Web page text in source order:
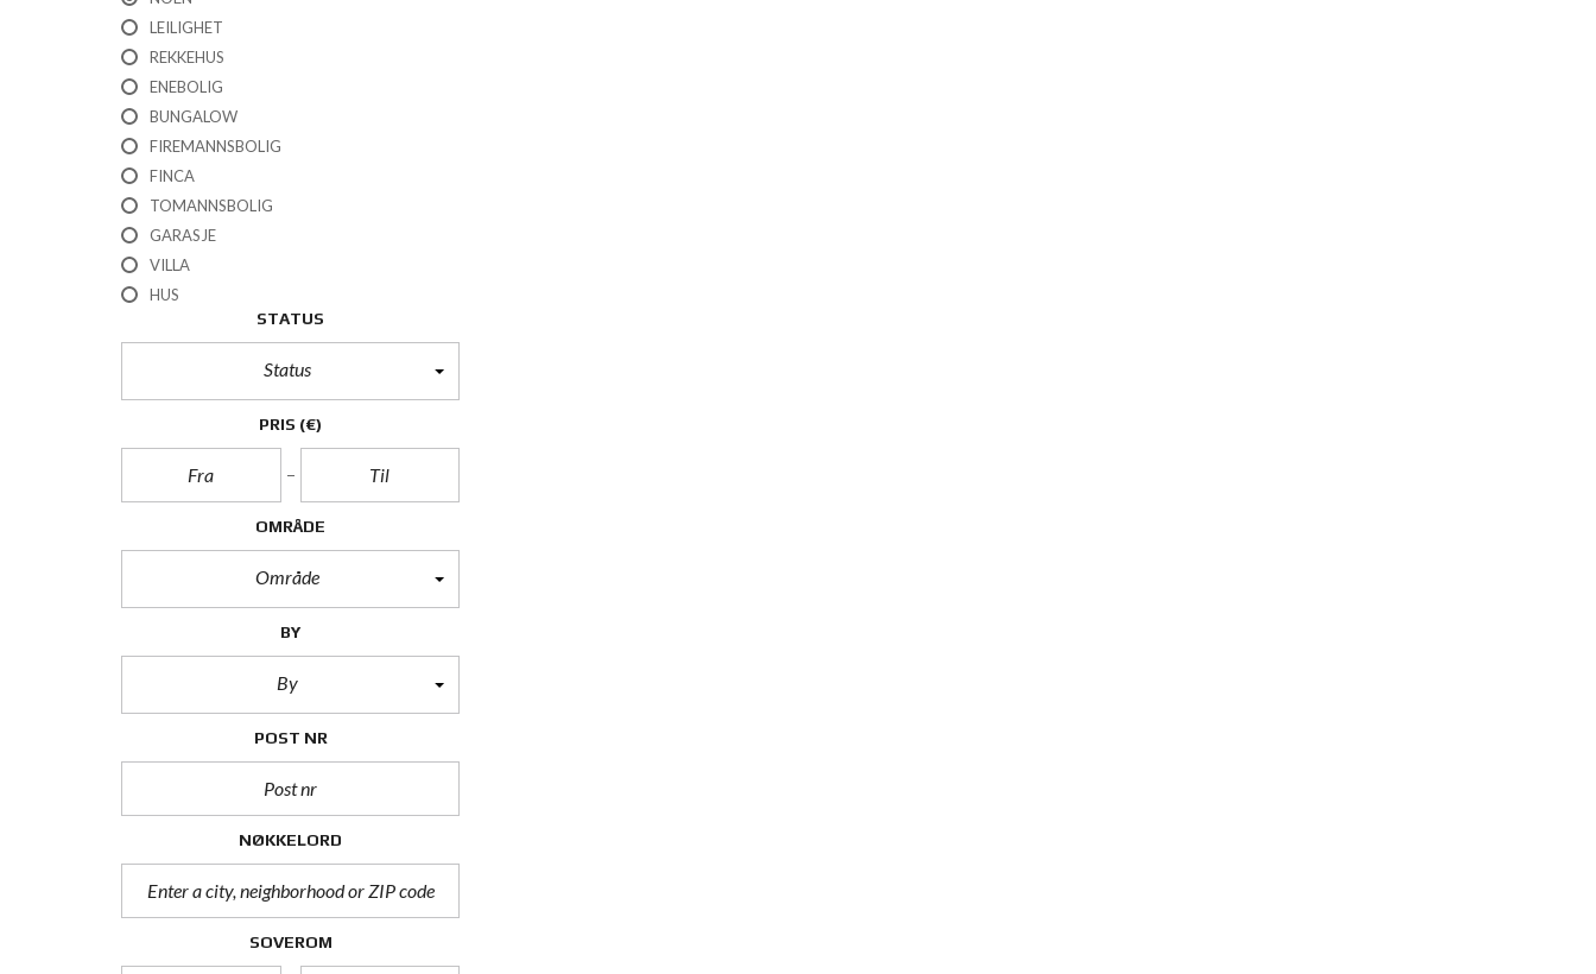
LEILIGHET
REKKEHUS
ENEBOLIG
BUNGALOW
FIREMANNSBOLIG
FINCA
TOMANNSBOLIG
GARASJE
VILLA
HUS
STATUS
Status
PRIS (€)
OMRÅDE
Område
BY
By
POST NR
NØKKELORD
SOVEROM